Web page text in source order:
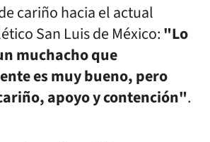
cariño hacia el actual
San Luis de México:"Lo
muchacho que
es muy bueno, pero
apoyo y contención".